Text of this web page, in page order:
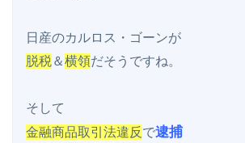
脱税＆横領だそうですね。
金融商品取引法違反で逮捕